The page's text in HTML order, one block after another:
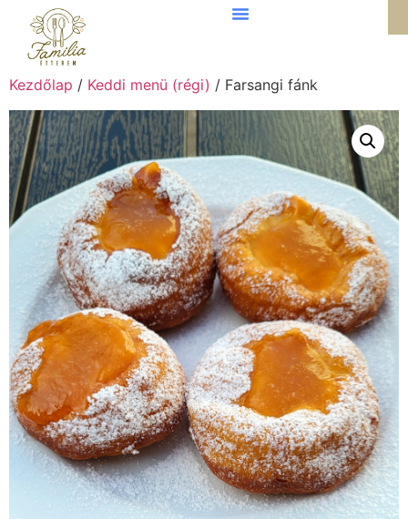
Kezdőlap / Keddi menü (régi) / Farsangi fánk